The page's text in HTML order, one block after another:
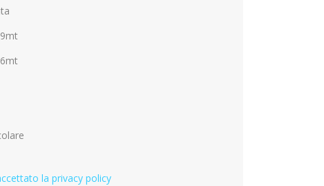
la privacy policy